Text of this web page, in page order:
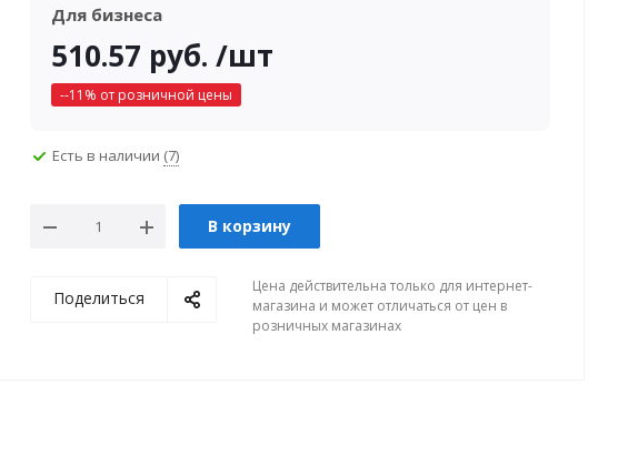
Для бизнеса
510.57 руб. /шт
--11 % от розничной цены
Есть в наличии (7)
В корзину
Поделиться
Цена действительна только для интернет-
магазина и может отличаться от цен в
розничных магазинах